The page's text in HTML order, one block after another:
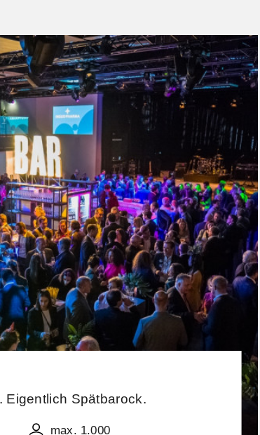
Eigentlich Spätbarock.
max. 1.000